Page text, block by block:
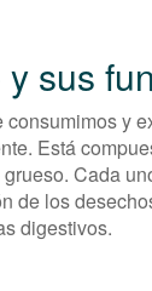
sus
y
Está
Cada
de los
digestivos.